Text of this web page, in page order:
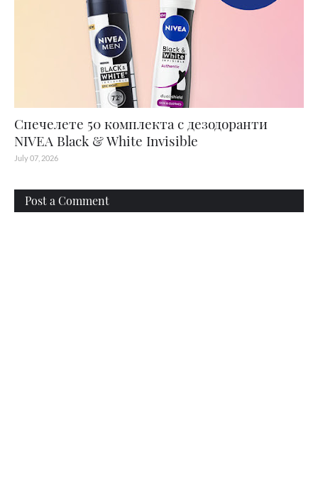
Спечелете 50 комплекта с дезодоранти
NIVEA Black & White Invisible
July 07, 2026
Post a Comment